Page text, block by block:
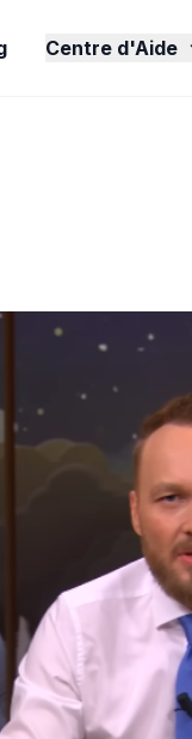
Centre d'Aide